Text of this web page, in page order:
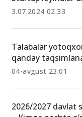
Startap loyihalar
3.07.2024 02:33
qanday
04-avgust 23:01